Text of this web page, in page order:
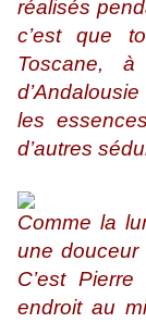
réalisés
c’est que
Toscane,
les
d’autres
Comme la
une
C’est
endroit au